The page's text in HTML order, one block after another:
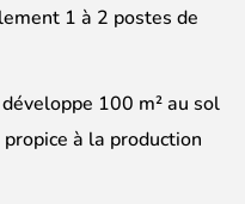
1 à 2 postes de
100 m² au sol
à la production